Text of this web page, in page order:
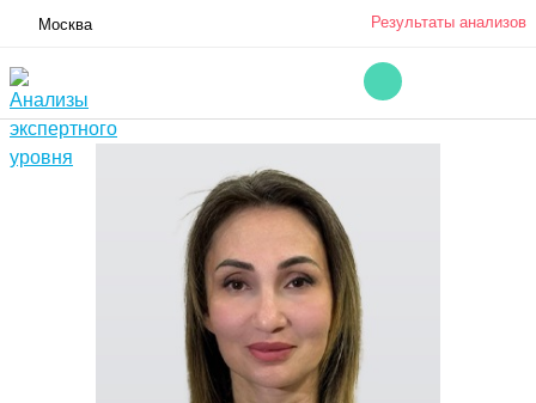
Москва Результаты анализов